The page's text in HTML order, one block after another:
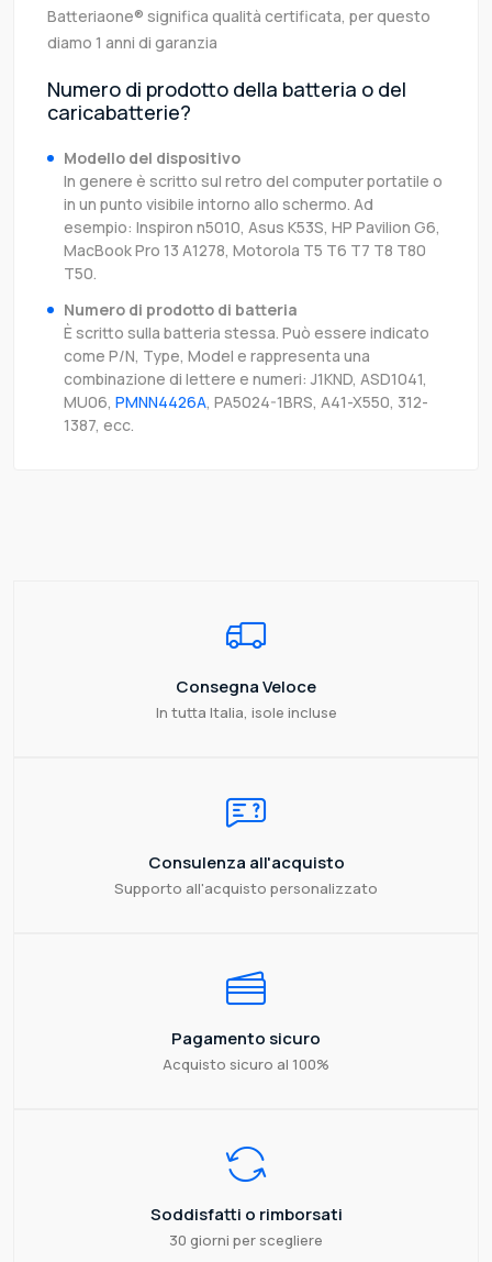
Batteriaone® significa qualità certificata, per questo
diamo 1 anni di garanzia
Numero di prodotto della batteria o del
caricabatterie?
Modello del dispositivo
In genere è scritto sul retro del computer portatile o
in un punto visibile intorno allo schermo. Ad
esempio: Inspiron n5010, Asus K53S, HP Pavilion G6,
MacBook Pro 13 A1278, Motorola T5 T6 T7 T8 T80
T50.
Numero di prodotto di batteria
È scritto sulla batteria stessa. Può essere indicato
come P/N, Type, Model e rappresenta una
combinazione di lettere e numeri: J1KND, ASD1041,
MU06, PMNN4426A, PA5024-1BRS, A41-X550, 312-
1387, ecc.
Consegna Veloce
In tutta Italia, isole incluse
Consulenza all'acquisto
Supporto all'acquisto personalizzato
Pagamento sicuro
Acquisto sicuro al 100%
Soddisfatti o rimborsati
30 giorni per scegliere